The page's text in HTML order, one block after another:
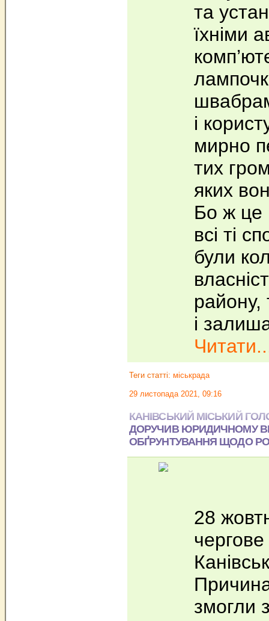
та
їхніми
і
мирно
тих
яких
Бо ж це
всі ті
були
і
Теги статті: міськрада
29 листопада 2021, 09:16
КАНІВСЬКИЙ МІСЬКИЙ
ДОРУЧИВ ЮРИДИЧНОМУ
ОБҐРУНТУВАННЯ ЩОДО
28
чергове
змогли